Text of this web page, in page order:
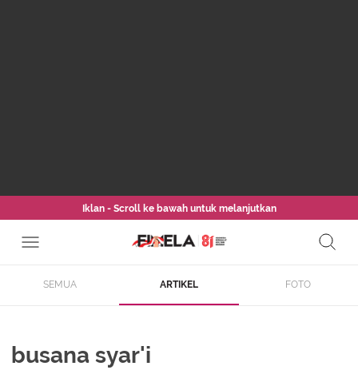
Iklan - Scroll ke bawah untuk melanjutkan
SEMUA ARTIKEL FOTO
busana syar'i